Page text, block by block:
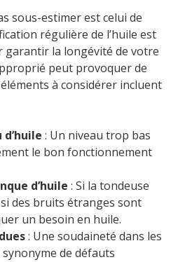
sous-estimer est celui de
régulière de l’huile est
garantir la longévité de votre
peut provoquer de
à considérer incluent
: Un niveau trop bas
le bon fonctionnement
d’huile : Si la tondeuse
des bruits étranges sont
un besoin en huile.
: Une soudaineté dans les
de défauts